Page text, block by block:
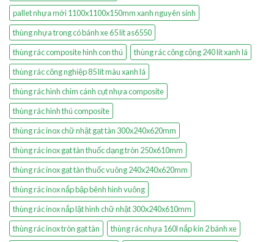
pallet nhựa mới 1100x1100x150mm xanh nguyên sinh
thùng nhựa trong có bánh xe 65 lít as6550
thùng rác composite hình con thú
thùng rác công cộng 240 lít xanh lá
thùng rác công nghiệp 85 lít màu xanh lá
thùng rác hình chim cánh cụt nhựa composite
thùng rác hình thú composite
thùng rác inox chữ nhật gạt tàn 300x240x620mm
thùng rác inox gạt tàn thuốc dạng tròn 250x610mm
thùng rác inox gạt tàn thuốc vuông 240x240x620mm
thùng rác inox nắp bập bênh hình vuông
thùng rác inox nắp lật hình chữ nhật 300x240x610mm
thùng rác inox tròn gạt tàn
thùng rác nhựa 160l nắp kín 2 bánh xe